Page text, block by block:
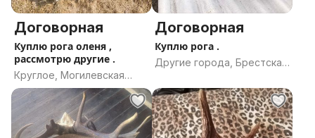
Договорная
Куплю рога оленя ,
рассмотрю другие .
Круглое, Могилевская
область
Договорная
Куплю рога .
Другие города, Брестская